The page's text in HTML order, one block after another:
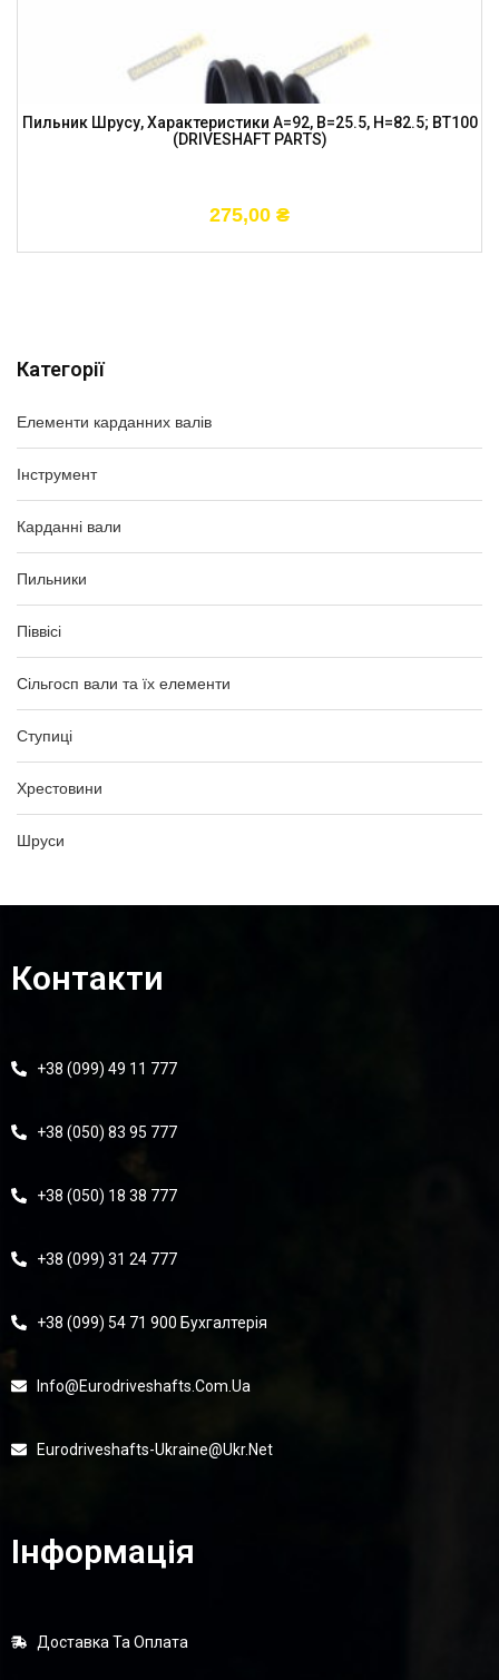
Категорії
Елементи карданних валів
Інструмент
Карданні вали
Пильники
Піввісі
Сільгосп вали та їх елементи
Ступиці
Хрестовини
Шруси
Пильник Шрусу, Характеристики A=92, B=25.5, H=82.5; BT100
(DRIVESHAFT PARTS)
275,00 ₴
Контакти
+38 (099) 49 11 777
+38 (050) 83 95 777
+38 (050) 18 38 777
+38 (099) 31 24 777
+38 (099) 54 71 900 Бухгалтерія
Info@eurodriveshafts.com.ua
Eurodriveshafts-Ukraine@ukr.net
Інформація
Доставка Та Оплата